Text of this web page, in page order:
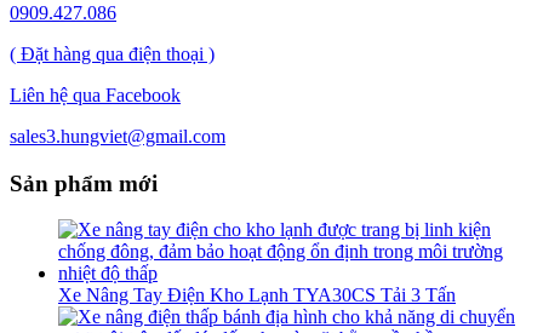
0909.427.086
( Đặt hàng qua điện thoại )
Liên hệ qua Facebook
sales3.hungviet@gmail.com
Sản phẩm mới
Xe Nâng Tay Điện Kho Lạnh TYA30CS Tải 3 Tấn